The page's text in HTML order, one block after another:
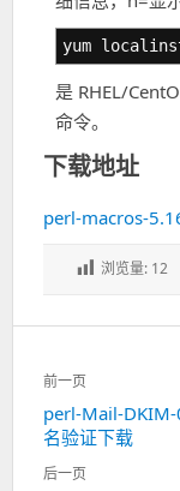
yum
是 RHEL/
命令。
下载地址
perl-macros-
浏览量: 12
文
章
导
航
前一页
上
一
篇：
perl-Mail-
名验证下载
后一页